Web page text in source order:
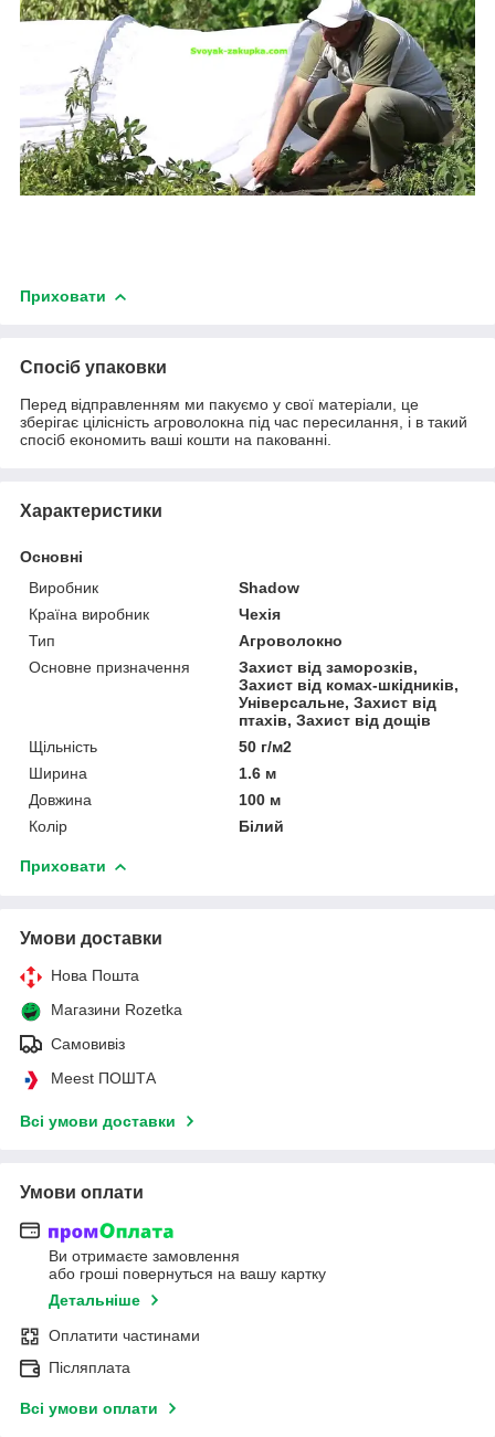
Приховати
Спосіб упаковки
Перед відправленням ми пакуємо у свої матеріали, це
зберігає цілісність агроволокна під час пересилання, і в такий
спосіб економить ваші кошти на пакованні.
Характеристики
Основні
Виробник
Shadow
Країна виробник
Чехія
Тип
Агроволокно
Основне призначення
Захист від заморозків,
Захист від комах-шкідників,
Універсальне, Захист від
птахів, Захист від дощів
Щільність
50 г/м2
Ширина
1.6 м
Довжина
100 м
Колір
Білий
Приховати
Умови доставки
Нова Пошта
Магазини Rozetka
Самовивіз
Meest ПОШТА
Всі умови доставки
Умови оплати
Ви отримаєте замовлення
або гроші повернуться на вашу картку
Детальніше
Оплатити частинами
Післяплата
Всі умови оплати